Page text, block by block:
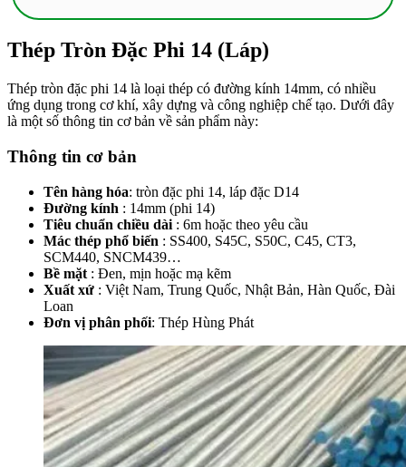
Thép Tròn Đặc Phi 14 (Láp)
Thép tròn đặc phi 14 là loại thép có đường kính 14mm, có nhiều
ứng dụng trong cơ khí, xây dựng và công nghiệp chế tạo. Dưới đây
là một số thông tin cơ bản về sản phẩm này:
Thông tin cơ bản
Tên hàng hóa: tròn đặc phi 14, láp đặc D14
Đường kính : 14mm (phi 14)
Tiêu chuẩn chiều dài : 6m hoặc theo yêu cầu
Mác thép phổ biến : SS400, S45C, S50C, C45, CT3,
SCM440, SNCM439…
Bề mặt : Đen, mịn hoặc mạ kẽm
Xuất xứ : Việt Nam, Trung Quốc, Nhật Bản, Hàn Quốc, Đài
Loan
Đơn vị phân phối: Thép Hùng Phát